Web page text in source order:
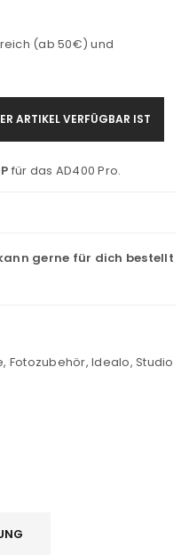
(ab 50€) und
ARTIKEL VERFÜGBAR IST
für das AD400 Pro.
gerne für dich bestellt
, Fotozubehör, Idealo, Studio